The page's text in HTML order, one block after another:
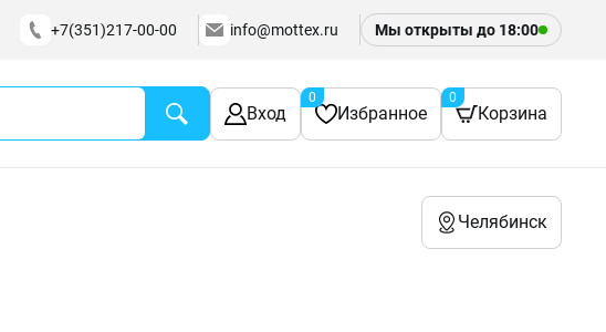
+7(351)217-00-00 info@mottex.ru Мы открыты до 18:00
Вход Избранное
0
Корзина
0
Челябинск